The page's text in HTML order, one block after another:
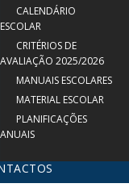
CALENDÁRIO
ESCOLAR
CRITÉRIOS DE
AVALIAÇÃO 2025/2026
MANUAIS ESCOLARES
MATERIAL ESCOLAR
PLANIFICAÇÕES
ANUAIS